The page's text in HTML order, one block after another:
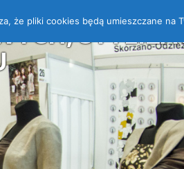
że pliki cookies będą umieszczane na